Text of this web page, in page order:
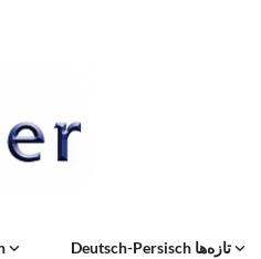
Deutsch-Persisch تازه‌ها